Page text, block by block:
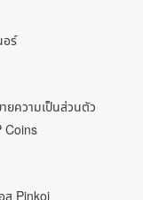
อร์
ยความเป็นส่วนตัว
Coins
ส Pinkoi